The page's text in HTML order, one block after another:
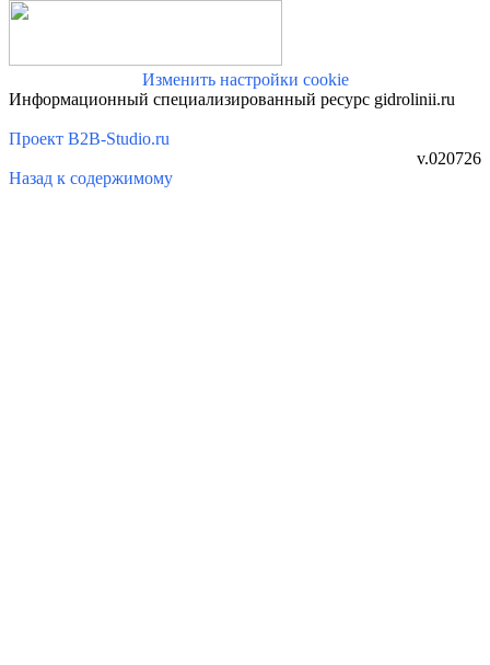
Изменить настройки cookie
Информационный специализированный ресурс gidrolinii.ru
Проект B2B-Studio.ru
v.020726
Назад к содержимому